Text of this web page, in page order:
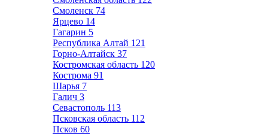
Смоленск 74
Ярцево 14
Гагарин 5
Республика Алтай 121
Горно-Алтайск 37
Костромская область 120
Кострома 91
Шарья 7
Галич 3
Севастополь 113
Псковская область 112
Псков 60